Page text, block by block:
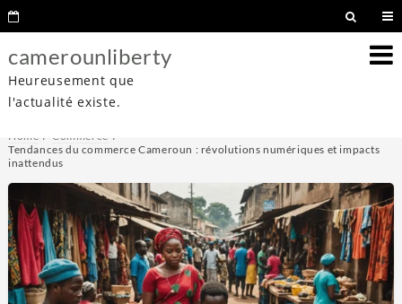
camerounliberty
Heureusement que
l'actualité existe.
Home
Commerce
Tendances du commerce Cameroun : révolutions numériques et impacts
inattendus